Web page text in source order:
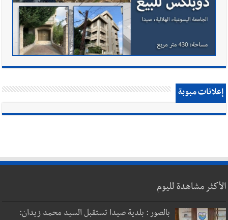
إعلانات مبوبة
الأكثر مشاهدة لليوم
بالصور : بلدية صيدا تستقبل السيد محمد زيدان: